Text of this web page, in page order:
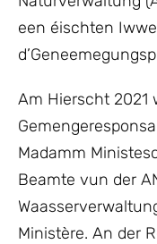
een éischten
Am Hierscht 2021
Madamm
Beamte vun der
Ministère. An der